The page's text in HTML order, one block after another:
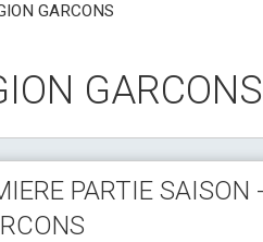
GARCONS
GARCONS
PARTIE SAISON